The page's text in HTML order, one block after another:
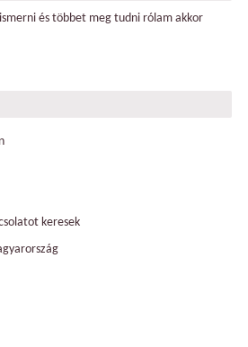
és többet meg tudni rólam akkor
keresek